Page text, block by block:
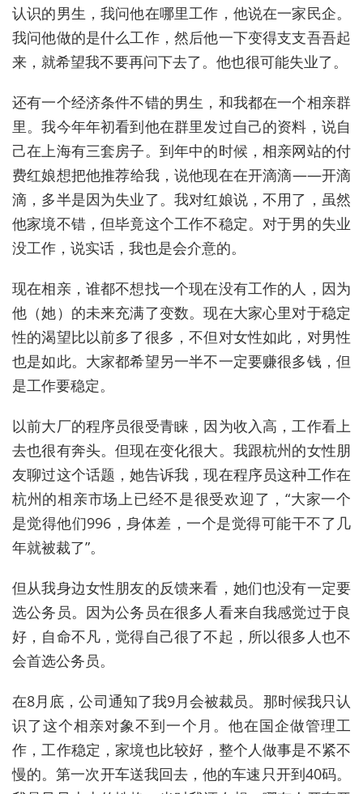
认识的男生，我问他在哪里工作，他说在一家民企。
我问他做的是什么工作，然后他一下变得支支吾吾起
来，就希望我不要再问下去了。他也很可能失业了。
还有一个经济条件不错的男生，和我都在一个相亲群
里。我今年年初看到他在群里发过自己的资料，说自
己在上海有三套房子。到年中的时候，相亲网站的付
费红娘想把他推荐给我，说他现在在开滴滴——开滴
滴 ，多半是因为失业了。我对红娘说，不用了，虽然
他家境不错，但毕竟这个工作不稳定。对于男的失业
没工作，说实话，我也是会介意的。
现在相亲，谁都不想找一个现在没有工作的人，因为
他（她）的未来充满了变数。现在大家心里对于稳定
性的渴望比以前多了很多，不但对女性如此，对男性
也是如此。大家都希望另一半不一定要赚很多钱，但
是工作要稳定。
以前大厂的程序员很受青睐，因为收入高，工作看上
去也很有奔头。但现在变化很大。我跟杭州的女性朋
友聊过这个话题，她告诉我，现在程序员这种工作在
杭州的相亲市场上已经不是很受欢迎了，“大家一个
是觉得他们996，身体差，一个是觉得可能干不了几
年就被裁了”。
但从我身边女性朋友的反馈来看，她们也没有一定要
选公务员。因为公务员在很多人看来自我感觉过于良
好，自命不凡，觉得自己很了不起，所以很多人也不
会首选公务员。
在8月底，公司通知了我9月会被裁员。那时候我只认
识了这个相亲对象不到一个月。他在国企做管理工
作，工作稳定，家境也比较好，整个人做事是不紧不
慢的。第一次开车送我回去，他的车速只开到40码。